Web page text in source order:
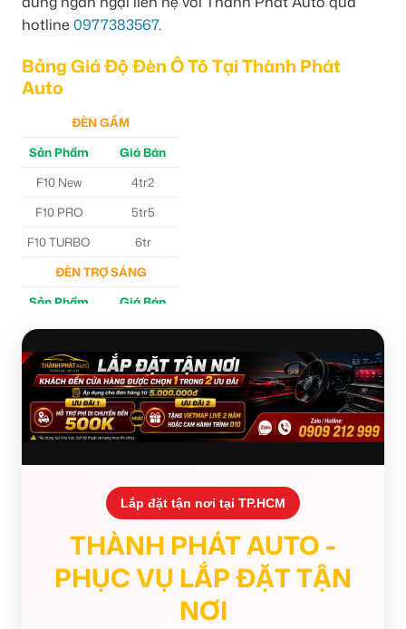
hotline 0977383567.
Bảng Giá Độ Đèn Ô Tô Tại Thành Phát
Auto
ĐÈN GẦM
Sản Phẩm
Giá Bán
F10 New
4tr2
F10 PRO
5tr5
F10 TURBO
6tr
ĐÈN TRỢ SÁNG
Sản Phẩm
Giá Bán
M30 Ultra
4tr5
Aozoom EX3
5tr
Lắp đặt tận nơi tại TP.HCM
THÀNH PHÁT AUTO -
PHỤC VỤ LẮP ĐẶT TẬN
NƠI